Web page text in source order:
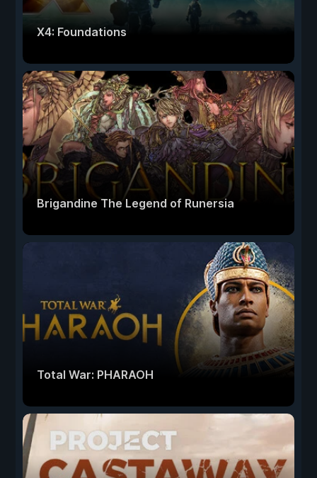
X4: Foundations
Brigandine The Legend of Runersia
Total War: PHARAOH